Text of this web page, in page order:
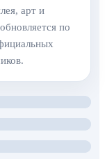
арт и
по